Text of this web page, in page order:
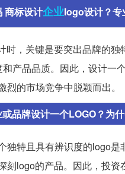
商标设计企业logo设计？专
时，关键是要突出品牌的
产品品质。因此，设计一
的市场竞争中脱颖而出。
品牌设计一个LOGO？为
独特且具有辨识度的logo
刻logo的产品。因此，投